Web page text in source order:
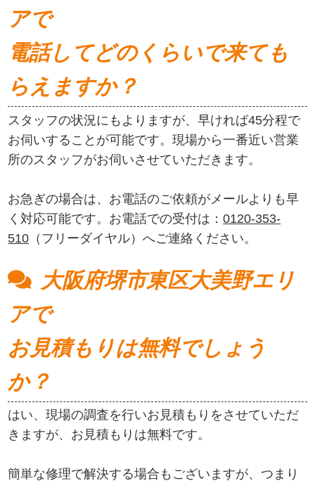
アで
電話してどのくらいで来ても
らえますか？
スタッフの状況にもよりますが、早ければ45分程で
お伺いすることが可能です。現場から一番近い営業
所のスタッフがお伺いさせていただきます。
お急ぎの場合は、お電話のご依頼がメールよりも早
く対応可能です。お電話での受付は：0120-353-
510 （フリーダイヤル）へご連絡ください。
大阪府堺市東区大美野エリ
アで
お見積もりは無料でしょう
か？
はい、現場の調査を行いお見積もりをさせていただ
きますが、お見積もりは無料です。
簡単な修理で解決する場合もございますが、つまり